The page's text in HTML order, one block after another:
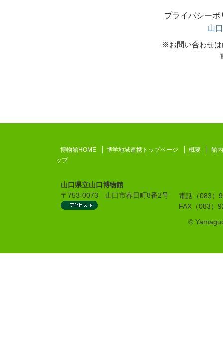
プライバシーポ
山
※お問い合わせは
博物館HOME 博学地域連携トップページ 概要
館
ップ
山口県立山口博物館
〒753-0073 山口市春日町8番2号
電話（083）
FAX（083）
©